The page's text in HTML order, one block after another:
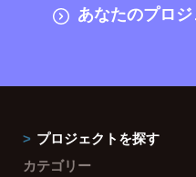
あなたのプロ
プロジェクトを探す
カテゴリー